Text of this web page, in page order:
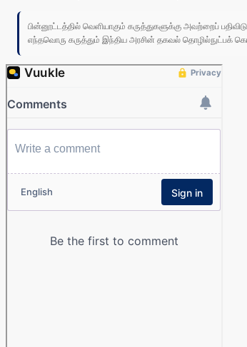
பின்னூட்டத்தில் வெளியாகும் கருத்துகளுக்கு அவற்றைப்
எந்தவொரு கருத்தும் இந்திய அரசின் தகவல் தொழில்நுட்பக்